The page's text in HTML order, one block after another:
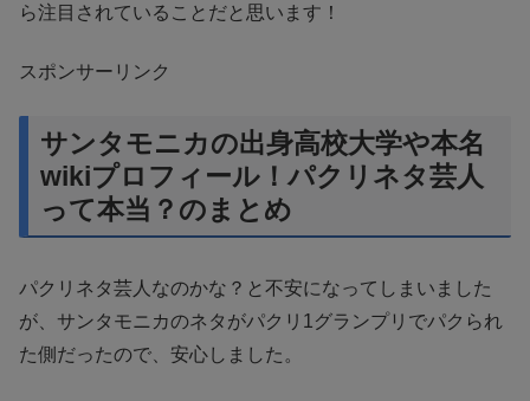
ら注目されていることだと思います！
スポンサーリンク
サンタモニカの出身高校大学や本名
wikiプロフィール！パクリネタ芸人
って本当？のまとめ
パクリネタ芸人なのかな？と不安になってしまいました
が、サンタモニカのネタがパクリ1グランプリでパクられ
た側だったので、安心しました。